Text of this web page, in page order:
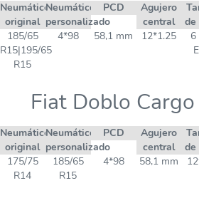
Neumático
original
Neumático
personalizado
PCD
Agujero
central
de
185/65
R15|195/65
R15
4*98 58,1 mm 12*1.25
6
Fiat Doblo
Neumático
original
Neumático
personalizado
PCD
Agujero
central
de
175/75
R14
185/65
R15
4*98 58,1 mm